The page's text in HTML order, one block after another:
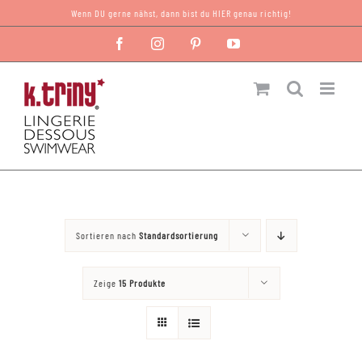
Inhalt
Wenn DU gerne nähst, dann bist du HIER genau richtig!
FacebookInstagramPinterest
Sortieren nach Standardsortierung
Zeige 15 Produkte